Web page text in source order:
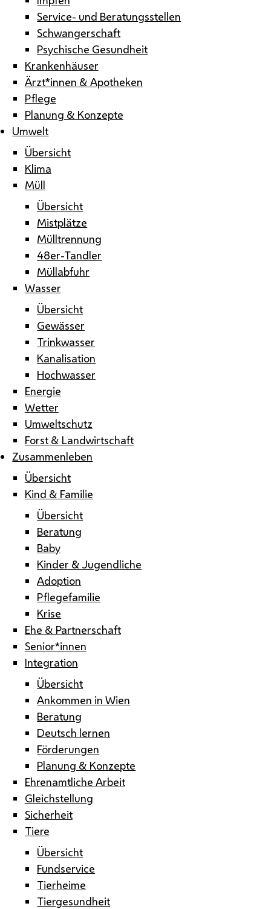
Service- und Beratungsstellen
Schwangerschaft
Psychische Gesundheit
Krankenhäuser
Ärzt*innen & Apotheken
Pflege
Planung & Konzepte
Umwelt
Übersicht
Klima
Müll
Übersicht
Mistplätze
Mülltrennung
48er-Tandler
Müllabfuhr
Wasser
Übersicht
Gewässer
Trinkwasser
Kanalisation
Hochwasser
Energie
Wetter
Umweltschutz
Forst & Landwirtschaft
Zusammenleben
Übersicht
Kind & Familie
Übersicht
Beratung
Baby
Kinder & Jugendliche
Adoption
Pflegefamilie
Krise
Ehe & Partnerschaft
Senior*innen
Integration
Übersicht
Ankommen in Wien
Beratung
Deutsch lernen
Förderungen
Planung & Konzepte
Ehrenamtliche Arbeit
Gleichstellung
Sicherheit
Tiere
Übersicht
Fundservice
Tierheime
Tiergesundheit